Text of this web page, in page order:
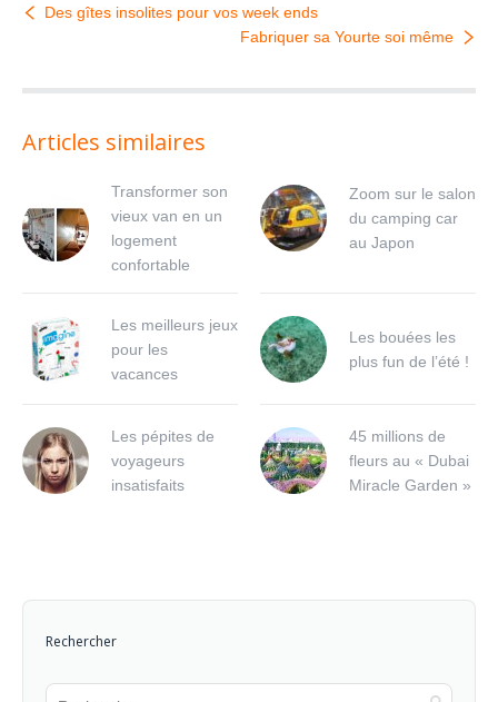
Des gîtes insolites pour vos week ends
Fabriquer sa Yourte soi même
Articles similaires
Transformer son
vieux van en un
logement
confortable
Zoom sur le salon
du camping car
au Japon
Les meilleurs jeux
pour les
vacances
Les bouées les
plus fun de l’été !
Les pépites de
voyageurs
insatisfaits
45 millions de
fleurs au « Dubai
Miracle Garden »
Rechercher